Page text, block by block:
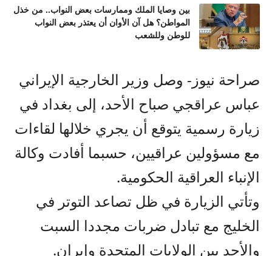
بين وصايا الملك وممارسات بعض النواب.. من خذل
المواطن؟ هل آن الأوان أن يعتذر بعض النواب
للوطن وللشعب
صراحة نيوز- وصل وزير الخارجية الإيراني
عباس عراقجي صباح الأحد، إلى بغداد في
زيارة رسمية يتوقع أن يجري خلالها لقاءات
مع مسؤولين عراقيين، حسبما أفادت وكالة
الإنباء العراقية الحكومية.
وتأتي الزيارة في ظل تصاعد التوتر في
الخليج مع تبادل ضربات مجددا السبت
والأحد بين الولايات المتحدة وإيران.